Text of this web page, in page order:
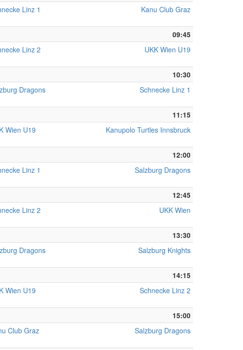
Linz 1
Kanu Club Graz
09:45
Linz 2
UKK Wien U19
10:30
Dragons
Schnecke Linz 1
11:15
Wien U19
Kanupolo Turtles Innsbruck
12:00
Linz 1
Salzburg Dragons
12:45
Linz 2
UKK Wien
13:30
Dragons
Salzburg Knights
14:15
Wien U19
Schnecke Linz 2
15:00
Club Graz
Salzburg Dragons